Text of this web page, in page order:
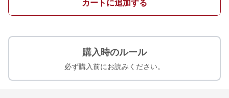
カートに追加する
購入時のルール
必ず購入前にお読みください。